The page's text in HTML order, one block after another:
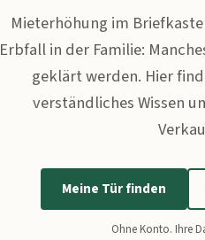
Mieterhöhung im
Erbfall in der Familie:
geklärt werden. Hier
verständliches Wissen
Meine Tür finden
Ohne Konto. Ihre